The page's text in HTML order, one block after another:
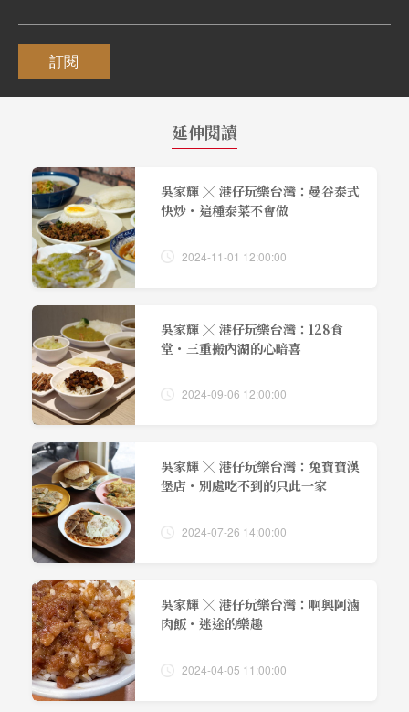
訂閱
延伸閱讀
吳家輝 ╳ 港仔玩樂台灣：曼谷泰式
快炒・這種泰菜不會做
2024-11-01 12:00:00
吳家輝 ╳ 港仔玩樂台灣：128食
堂・三重搬內湖的心暗喜
2024-09-06 12:00:00
吳家輝 ╳ 港仔玩樂台灣：兔寶寶漢
堡店・別處吃不到的只此一家
2024-07-26 14:00:00
吳家輝 ╳ 港仔玩樂台灣：啊興阿滷
肉飯・迷途的樂趣
2024-04-05 11:00:00